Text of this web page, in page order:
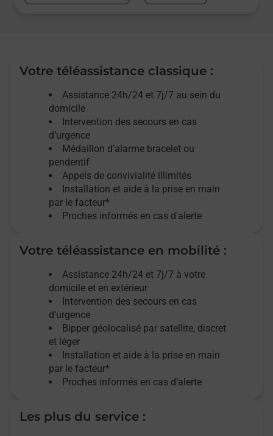
Votre téléassistance classique :
Assistance 24h/24 et 7j/7 au sein du
domicile
Intervention des secours en cas
d’urgence
Médaillon d’alarme bracelet ou
pendentif
Appels de convivialité illimités
Installation et aide à la prise en main
par le facteur*
Proches informés en cas d'alerte
Votre téléassistance en mobilité :
Assistance 24h/24 et 7j/7 à votre
domicile et en extérieur
Intervention des secours en cas
d’urgence
Bipper géolocalisé par satellite, discret
et léger
Installation et aide à la prise en main
par le facteur*
Proches informés en cas d’alerte
Les plus du service :